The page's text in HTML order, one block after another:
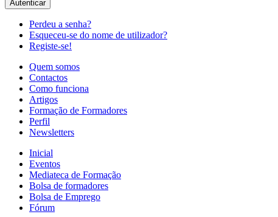
Autenticar
Perdeu a senha?
Esqueceu-se do nome de utilizador?
Registe-se!
Quem somos
Contactos
Como funciona
Artigos
Formação de Formadores
Perfil
Newsletters
Inicial
Eventos
Mediateca de Formação
Bolsa de formadores
Bolsa de Emprego
Fórum